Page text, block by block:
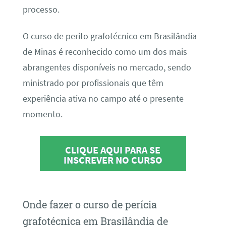
processo.
O curso de perito grafotécnico em Brasilândia
de Minas é reconhecido como um dos mais
abrangentes disponíveis no mercado, sendo
ministrado por profissionais que têm
experiência ativa no campo até o presente
momento.
CLIQUE AQUI PARA SE
INSCREVER NO CURSO
Onde fazer o curso de perícia
grafotécnica em Brasilândia de